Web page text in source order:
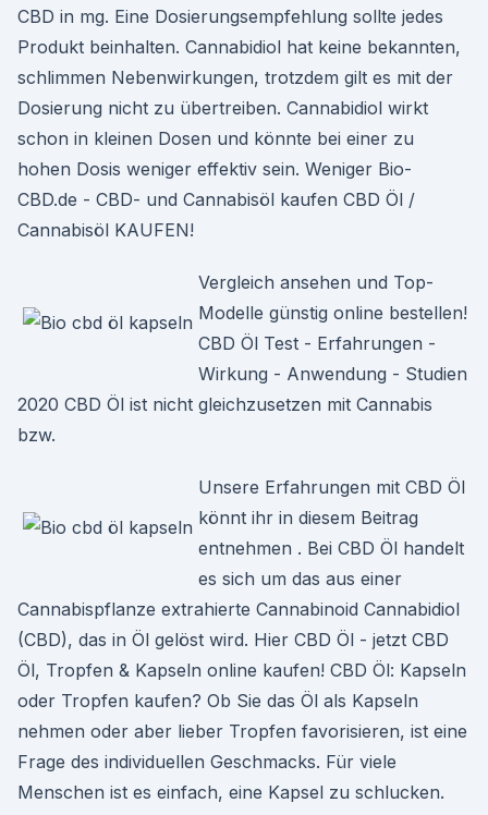
CBD in mg. Eine Dosierungsempfehlung sollte jedes
Produkt beinhalten. Cannabidiol hat keine bekannten,
schlimmen Nebenwirkungen, trotzdem gilt es mit der
Dosierung nicht zu übertreiben. Cannabidiol wirkt
schon in kleinen Dosen und könnte bei einer zu
hohen Dosis weniger effektiv sein. Weniger Bio-
CBD.de - CBD- und Cannabisöl kaufen CBD Öl /
Cannabisöl KAUFEN!
Vergleich ansehen und Top-
Modelle günstig online bestellen!
CBD Öl Test - Erfahrungen -
Wirkung - Anwendung - Studien
2020 CBD Öl ist nicht gleichzusetzen mit Cannabis
bzw.
Unsere Erfahrungen mit CBD Öl
könnt ihr in diesem Beitrag
entnehmen . Bei CBD Öl handelt
es sich um das aus einer
Cannabispflanze extrahierte Cannabinoid Cannabidiol
(CBD), das in Öl gelöst wird. Hier CBD Öl - jetzt CBD
Öl, Tropfen & Kapseln online kaufen! CBD Öl: Kapseln
oder Tropfen kaufen? Ob Sie das Öl als Kapseln
nehmen oder aber lieber Tropfen favorisieren, ist eine
Frage des individuellen Geschmacks. Für viele
Menschen ist es einfach, eine Kapsel zu schlucken.